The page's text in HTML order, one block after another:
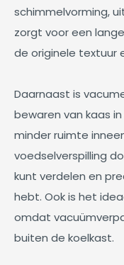
schimmelvorming,
zorgt voor een
de originele textuur
Daarnaast is
bewaren van kaas
minder ruimte
voedselverspilling
kunt verdelen en
hebt. Ook is het
omdat
buiten de koelkast.